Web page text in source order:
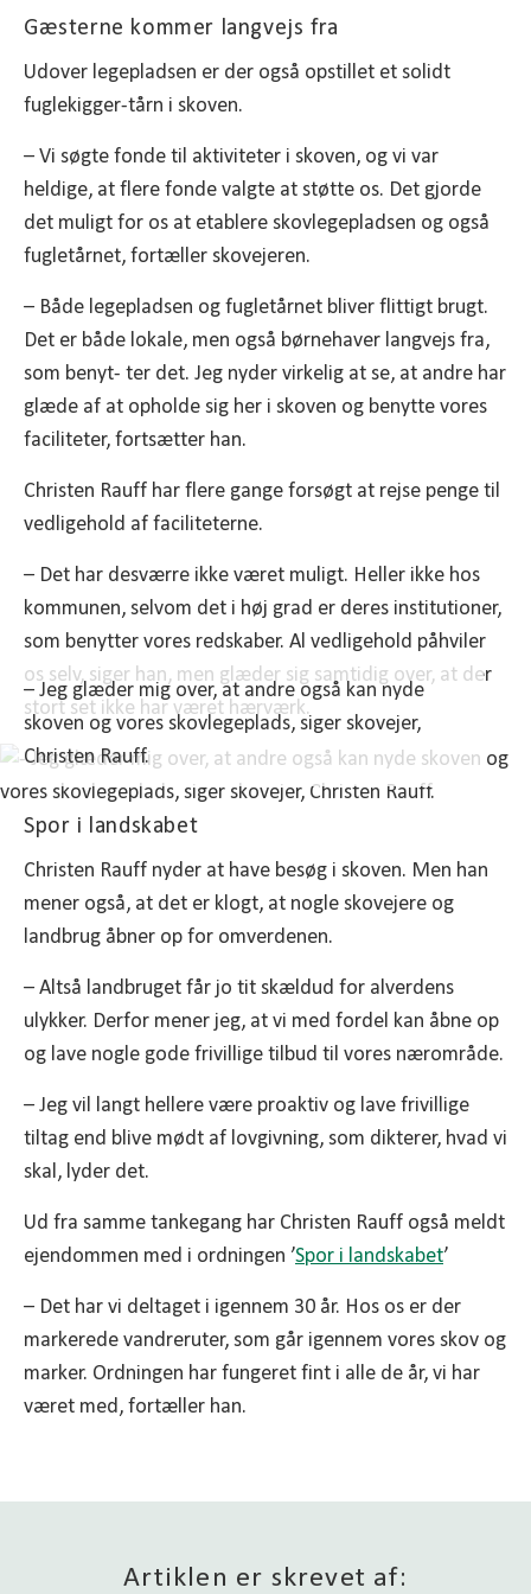
Gæsterne kommer langvejs fra
Udover legepladsen er der også opstillet et solidt
fuglekigger-tårn i skoven.
– Vi søgte fonde til aktiviteter i skoven, og vi var
heldige, at flere fonde valgte at støtte os. Det gjorde
det muligt for os at etablere skovlegepladsen og også
fugletårnet, fortæller skovejeren.
– Både legepladsen og fugletårnet bliver flittigt brugt.
Det er både lokale, men også børnehaver langvejs fra,
som benyt- ter det. Jeg nyder virkelig at se, at andre har
glæde af at opholde sig her i skoven og benytte vores
faciliteter, fortsætter han.
Christen Rauff har flere gange forsøgt at rejse penge til
vedligehold af faciliteterne.
– Det har desværre ikke været muligt. Heller ikke hos
kommunen, selvom det i høj grad er deres institutioner,
som benytter vores redskaber. Al vedligehold påhviler
os selv, siger han, men glæder sig samtidig over, at der
stort set ikke har været hærværk.
– Jeg glæder mig over, at andre også kan nyde
skoven og vores skovlegeplads, siger skovejer,
Christen Rauff.
Spor i landskabet
Christen Rauff nyder at have besøg i skoven. Men han
mener også, at det er klogt, at nogle skovejere og
landbrug åbner op for omverdenen.
– Altså landbruget får jo tit skældud for alverdens
ulykker. Derfor mener jeg, at vi med fordel kan åbne op
og lave nogle gode frivillige tilbud til vores nærområde.
– Jeg vil langt hellere være proaktiv og lave frivillige
tiltag end blive mødt af lovgivning, som dikterer, hvad vi
skal, lyder det.
Ud fra samme tankegang har Christen Rauff også meldt
ejendommen med i ordningen ’Spor i landskabet’
– Det har vi deltaget i igennem 30 år. Hos os er der
markerede vandreruter, som går igennem vores skov og
marker. Ordningen har fungeret fint i alle de år, vi har
været med, fortæller han.
Artiklen er skrevet af: